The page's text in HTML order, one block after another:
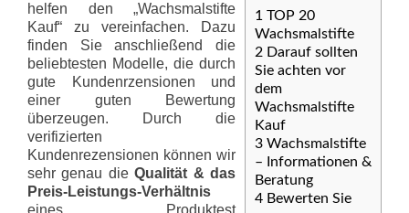
1 TOP 20
Wachsmalstifte
2 Darauf sollten
Sie achten vor
dem
Wachsmalstifte
Kauf
3 Wachsmalstifte
– Informationen &
Beratung
4 Bewerten Sie
helfen den „Wachsmalstifte
Kauf“ zu vereinfachen. Dazu
finden Sie anschließend die
beliebtesten Modelle, die durch
gute Kundenrzensionen und
einer guten Bewertung
überzeugen. Durch die
verifizierten
Kundenrezensionen können wir
sehr genau dieQualität & das
Preis-Leis­tungs-Ver­hält­nis
eines Produktest